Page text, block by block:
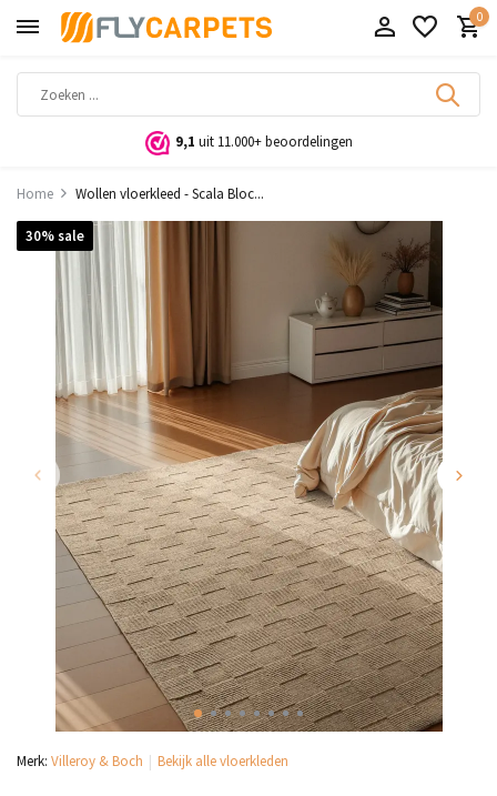
0
9,1 uit 11.000+ beoordelingen
Home Wollen vloerkleed - Scala Bloc...
30% sale
Merk: Villeroy & Boch Bekijk alle vloerkleden